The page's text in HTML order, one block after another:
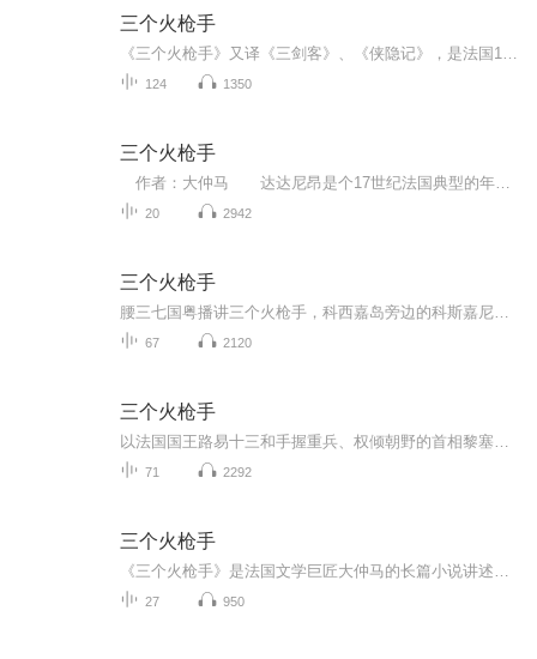
三个火枪手
124 1350
三个火枪手
20 2942
三个火枪手
67 2120
三个火枪手
71 2292
三个火枪手
27 950